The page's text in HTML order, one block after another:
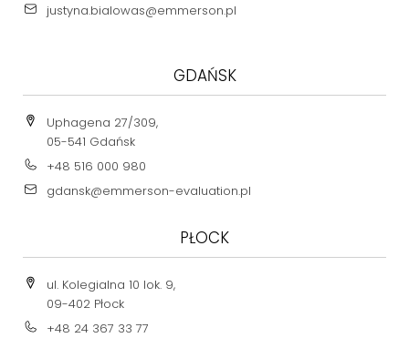
justyna.bialowas@emmerson.pl
GDAŃSK
Uphagena 27/309,
05-541 Gdańsk
+48 516 000 980
gdansk@emmerson-evaluation.pl
PŁOCK
ul. Kolegialna 10 lok. 9,
09-402 Płock
+48 24 367 33 77